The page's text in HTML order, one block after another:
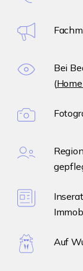
Bei
(
Auf